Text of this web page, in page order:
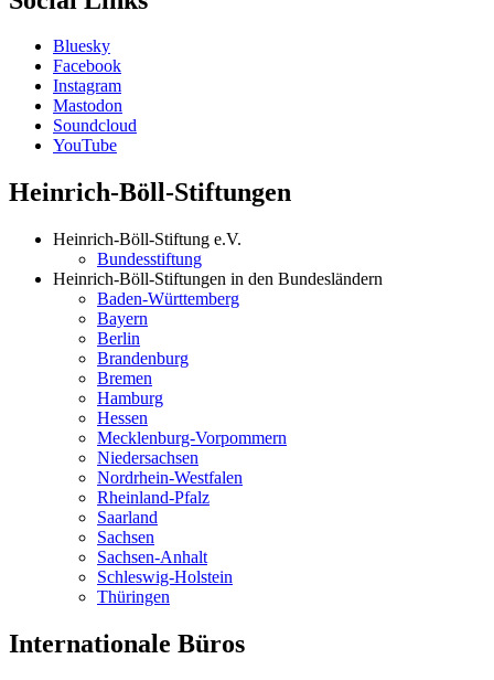
Bluesky
Facebook
Instagram
Mastodon
Soundcloud
YouTube
Heinrich-Böll-Stiftungen
Heinrich-Böll-Stiftung e.V.
Bundesstiftung
Heinrich-Böll-Stiftungen in den Bundesländern
Baden-Württemberg
Bayern
Berlin
Brandenburg
Bremen
Hamburg
Hessen
Mecklenburg-Vorpommern
Niedersachsen
Nordrhein-Westfalen
Rheinland-Pfalz
Saarland
Sachsen
Sachsen-Anhalt
Schleswig-Holstein
Thüringen
Internationale Büros